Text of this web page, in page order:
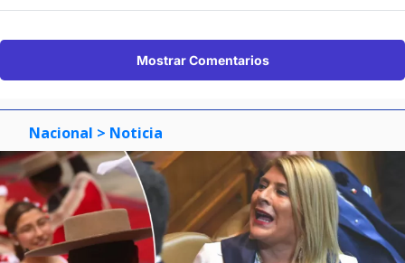
Mostrar Comentarios
Nacional > Noticia